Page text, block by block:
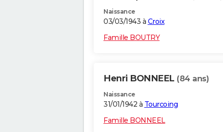
Naissance
03/03/1943 à Croix
Famille BOUTRY
Henri BONNEEL (84 ans)
Naissance
31/01/1942 à Tourcoing
Famille BONNEEL